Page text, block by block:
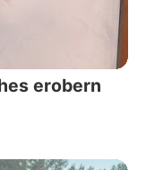
erobern